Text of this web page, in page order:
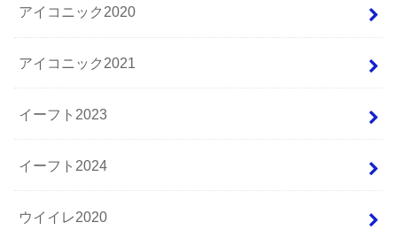
アイコニック2020
アイコニック2021
イーフト2023
イーフト2024
ウイイレ2020